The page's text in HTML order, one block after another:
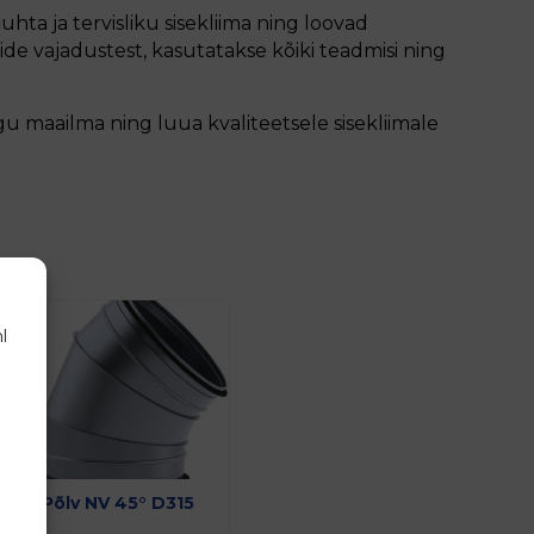
ja tervisliku sisekliima ning loovad
vajadustest, kasutatakse kõiki teadmisi ning
maailma ning luua kvaliteetsele sisekliimale
Põlv NV 45° D315